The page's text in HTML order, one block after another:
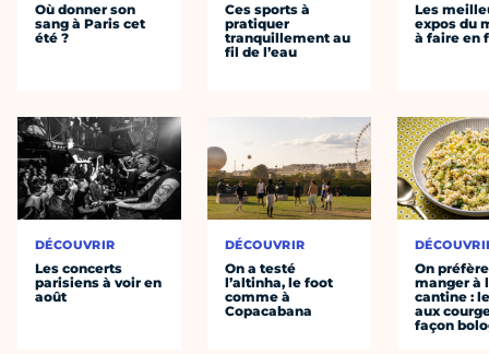
Où donner son
sang à Paris cet
été ?
DÉCOUVRIR
Les concerts
parisiens à voir en
août
Ces sports à
pratiquer
tranquillement au
fil de l’eau
DÉCOUVRIR
On a testé
l’altinha, le foot
comme à
Copacabana
Les
expos du
à faire en
On préfère
manger à
cantine :
aux
façon